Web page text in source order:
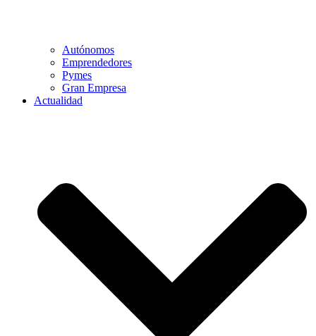
Autónomos
Emprendedores
Pymes
Gran Empresa
Actualidad